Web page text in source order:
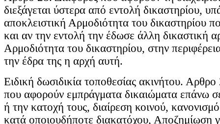
διεξάγεται ύστερα από εντολή δικαστηρίου,
αποκλειστική Αρμοδιότητα του δικαστηρίου
και αν την εντολή την έδωσε άλλη δικαστική
Αρμοδιότητα του δικαστηρίου, στην
την έδρα της η αρχή αυτή.
Ειδική δωσιδικία τοποθεσίας ακινήτου.
που αφορούν εμπράγματα δικαιώματα επάνω
ή την κατοχή τους, διαίρεση κοινού,
κατά οποιουδήποτε διακατόχου, Αποζημίωση